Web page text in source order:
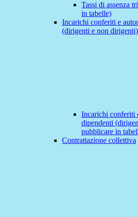
Tassi di assenza
in tabelle)
Incarichi conferiti e
(dirigenti e non dirigenti)
Incarichi conferiti
dipendenti
pubblicare in
Contrattazione collettiva